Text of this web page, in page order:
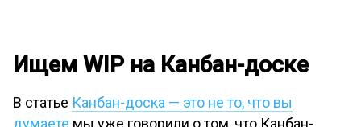
Ищем WIP на Канбан-доске
В статье Канбан-доска — это не то, что вы
думаете мы уже говорили о том, что Канбан-